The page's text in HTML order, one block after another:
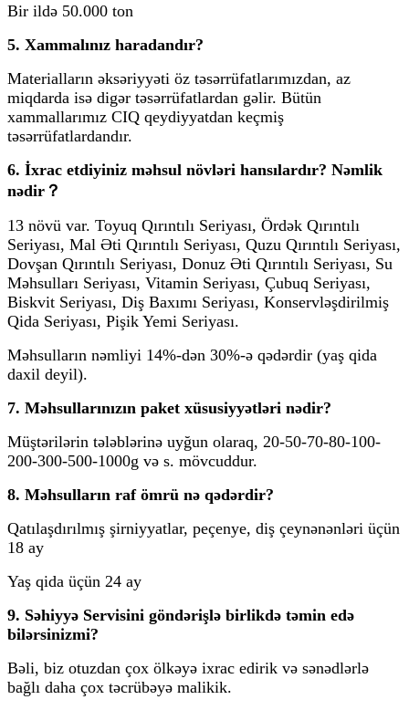
Bir ildə 50.000 ton
5. Xammalınız haradandır?
Materialların əksəriyyəti öz təsərrüfatlarımızdan, az
miqdarda isə digər təsərrüfatlardan gəlir. Bütün
xammallarımız CIQ qeydiyyatdan keçmiş
təsərrüfatlardandır.
6. İxrac etdiyiniz məhsul növləri hansılardır? Nəmlik
nədir？
13 növü var. Toyuq Qırıntılı Seriyası, Ördək Qırıntılı
Seriyası, Mal Əti Qırıntılı Seriyası, Quzu Qırıntılı Seriyası,
Dovşan Qırıntılı Seriyası, Donuz Əti Qırıntılı Seriyası, Su
Məhsulları Seriyası, Vitamin Seriyası, Çubuq Seriyası,
Biskvit Seriyası, Diş Baxımı Seriyası, Konservləşdirilmiş
Qida Seriyası, Pişik Yemi Seriyası.
Məhsulların nəmliyi 14%-dən 30%-ə qədərdir (yaş qida
daxil deyil).
7. Məhsullarınızın paket xüsusiyyətləri nədir?
Müştərilərin tələblərinə uyğun olaraq, 20-50-70-80-100-
200-300-500-1000g və s. mövcuddur.
8. Məhsulların raf ömrü nə qədərdir?
Qatılaşdırılmış şirniyyatlar, peçenye, diş çeynənənləri üçün
18 ay
Yaş qida üçün 24 ay
9. Səhiyyə Servisini göndərişlə birlikdə təmin edə
bilərsinizmi?
Bəli, biz otuzdan çox ölkəyə ixrac edirik və sənədlərlə
bağlı daha çox təcrübəyə malikik.